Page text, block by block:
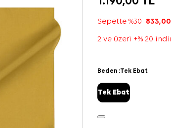
Sepette %30 833,00
2 ve üzeri +% 20
Beden :Tek Ebat
Tek Ebat